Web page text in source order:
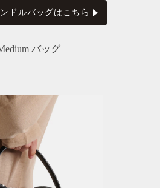
ドルバッグはこちら
バッグ